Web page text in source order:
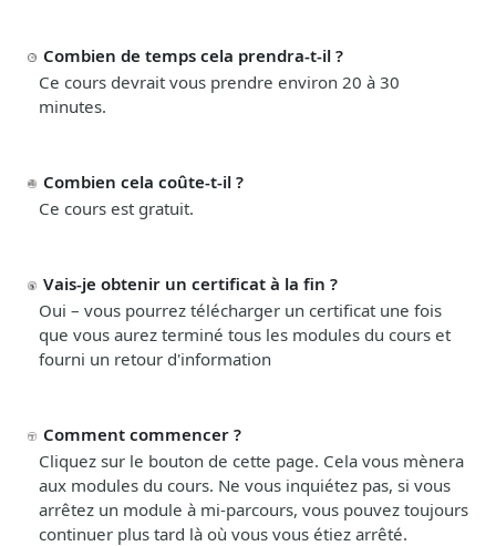
Combien de temps cela prendra-t-il ?
Ce cours devrait vous prendre environ 20 à 30
minutes.
Combien cela coûte-t-il ?
Ce cours est gratuit.
Vais-je obtenir un certificat à la fin ?
Oui – vous pourrez télécharger un certificat une fois
que vous aurez terminé tous les modules du cours et
fourni un retour d'information
Comment commencer ?
Cliquez sur le bouton de cette page. Cela vous mènera
aux modules du cours. Ne vous inquiétez pas, si vous
arrêtez un module à mi-parcours, vous pouvez toujours
continuer plus tard là où vous vous étiez arrêté.